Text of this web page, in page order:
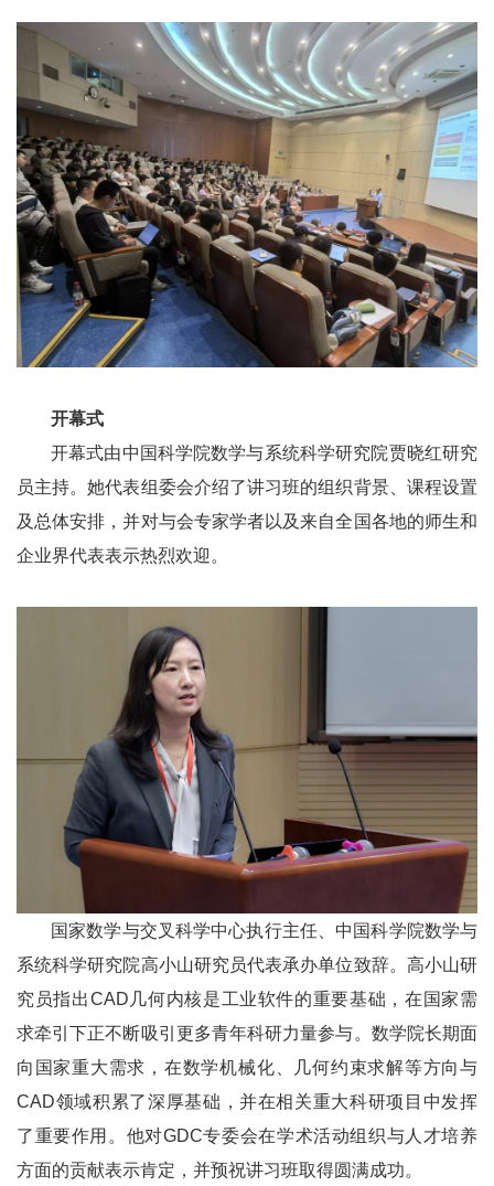
开幕式
开幕式由中国科学院数学与系统科学研究院贾晓红研究
员主持。她代表组委会介绍了讲习班的组织背景、课程设置
及总体安排，并对与会专家学者以及来自全国各地的师生和
企业界代表表示热烈欢迎。
国家数学与交叉科学中心执行主任、中国科学院数学与
系统科学研究院高小山研究员代表承办单位致辞。高小山研
究员指出CAD几何内核是工业软件的重要基础，在国家需
求牵引下正不断吸引更多青年科研力量参与。数学院长期面
向国家重大需求，在数学机械化、几何约束求解等方向与
CAD领域积累了深厚基础，并在相关重大科研项目中发挥
了重要作用。他对GDC专委会在学术活动组织与人才培养
方面的贡献表示肯定，并预祝讲习班取得圆满成功。